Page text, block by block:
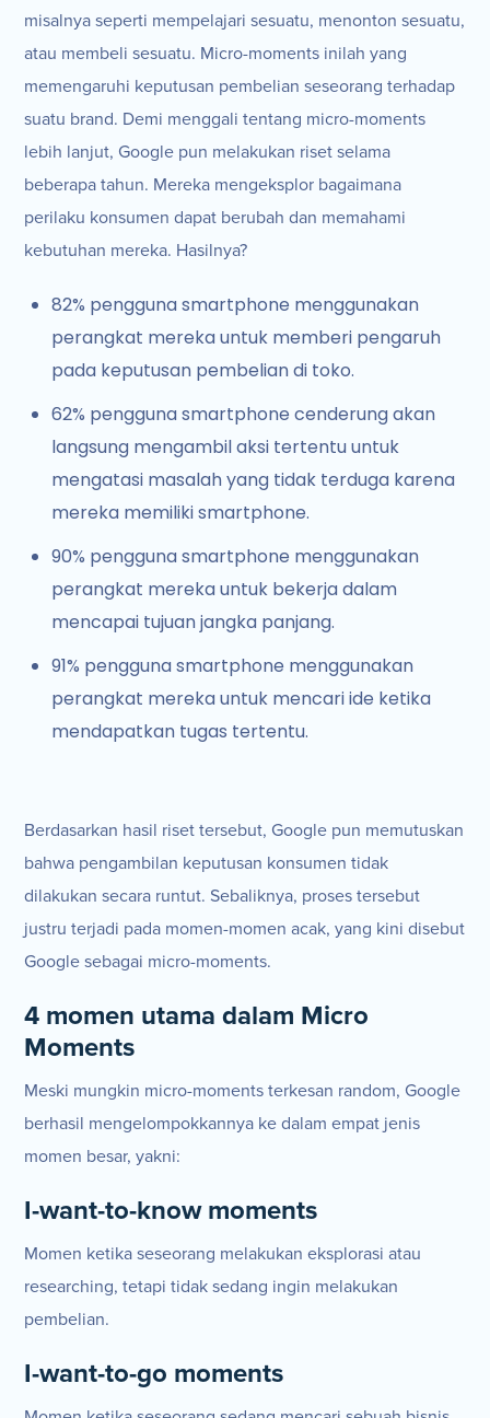
misalnya seperti mempelajari sesuatu, menonton sesuatu,
atau membeli sesuatu. Micro-moments inilah yang
memengaruhi keputusan pembelian seseorang terhadap
suatu brand. Demi menggali tentang micro-moments
lebih lanjut, Google pun melakukan riset selama
beberapa tahun. Mereka mengeksplor bagaimana
perilaku konsumen dapat berubah dan memahami
kebutuhan mereka. Hasilnya?
82% pengguna smartphone menggunakan
perangkat mereka untuk memberi pengaruh
pada keputusan pembelian di toko.
62% pengguna smartphone cenderung akan
langsung mengambil aksi tertentu untuk
mengatasi masalah yang tidak terduga karena
mereka memiliki smartphone.
90% pengguna smartphone menggunakan
perangkat mereka untuk bekerja dalam
mencapai tujuan jangka panjang.
91% pengguna smartphone menggunakan
perangkat mereka untuk mencari ide ketika
mendapatkan tugas tertentu.
Berdasarkan hasil riset tersebut, Google pun memutuskan
bahwa pengambilan keputusan konsumen tidak
dilakukan secara runtut. Sebaliknya, proses tersebut
justru terjadi pada momen-momen acak, yang kini disebut
Google sebagai micro-moments.
4 momen utama dalam Micro
Moments
Meski mungkin micro-moments terkesan random, Google
berhasil mengelompokkannya ke dalam empat jenis
momen besar, yakni:
I-want-to-know moments
Momen ketika seseorang melakukan eksplorasi atau
researching, tetapi tidak sedang ingin melakukan
pembelian.
I-want-to-go moments